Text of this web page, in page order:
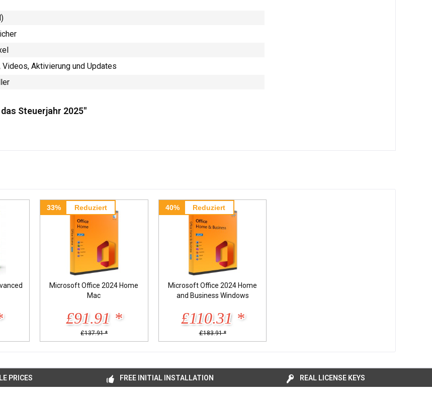
Videos, Aktivierung und Updates
Steuerjahr 2025"
33% Reduziert
Microsoft Office 2024 Home
Mac
£91.91 *
£137.91 *
40% Reduziert
Microsoft Office 2024 Home
and Business Windows
£110.31 *
£183.91 *
PRICES FREE INITIAL INSTALLATION REAL LICENSE KEYS